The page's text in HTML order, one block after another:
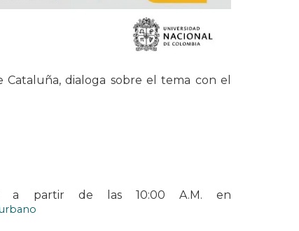
dialoga sobre el tema con el
a partir de las 10:00 A.M. en